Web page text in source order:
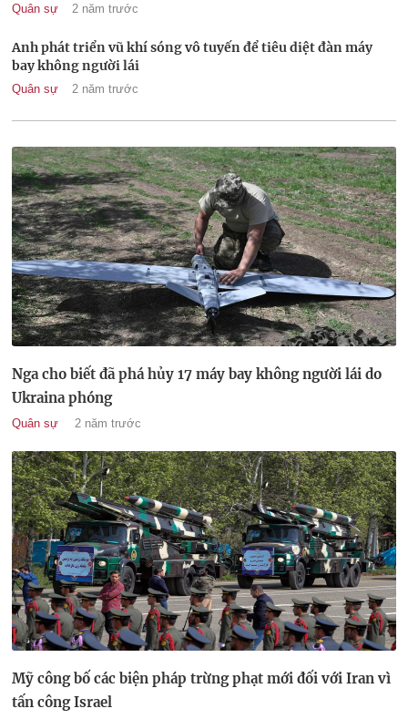
Quân sự 2 năm trước
Anh phát triển vũ khí sóng vô tuyến để tiêu diệt đàn máy
bay không người lái
Quân sự 2 năm trước
Nga cho biết đã phá hủy 17 máy bay không người lái do
Ukraina phóng
Quân sự 2 năm trước
Mỹ công bố các biện pháp trừng phạt mới đối với Iran vì
tấn công Israel